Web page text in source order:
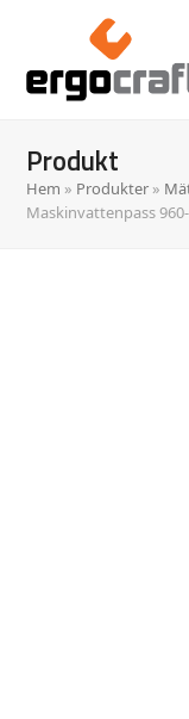
Produkt
Hem » Produkter »
Maskinvattenpass